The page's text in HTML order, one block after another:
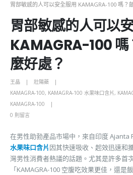
胃部敏感的人可以安全服用 KAMAGRA-100 嗎？
胃部敏感的人可以
KAMAGRA-100 嗎
麼好處？
王晶
壯陽藥
KAMAGRA-100, KAMAGRA-100 水果味口含片 ,
KAMAGRA-100
0 則留言
在男性助勃產品市場中，來自印度 Ajanta
水果味口含片因其快速吸收、起效迅速和
灣男性消費者熱議的話題。尤其是許多首
「KAMAGRA-100 空腹吃效果更佳，還是